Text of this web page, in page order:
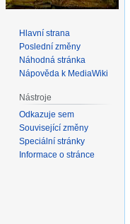
Hlavní strana
Poslední změny
Náhodná stránka
Nápověda k MediaWiki
Nástroje
Odkazuje sem
Související změny
Speciální stránky
Informace o stránce